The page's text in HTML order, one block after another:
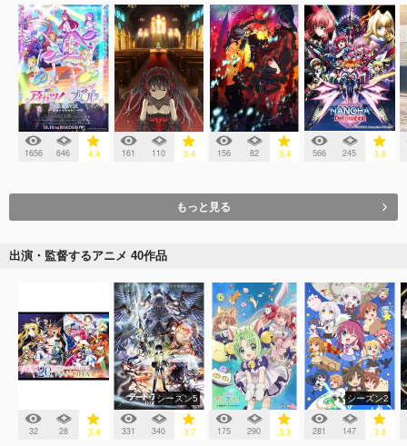
1656 646 4.4 161 110 3.4 156 82 3.4 566 245 3.8
もっと見る
出演・監督するアニメ 40作品
32 28 3.4
シーズン5
331 340 3.7 175 290 3.3
シーズン2
281 147 3.8